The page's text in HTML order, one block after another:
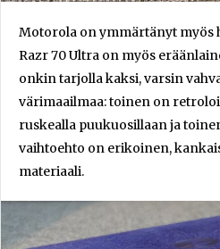
Motorola on ymmärtänyt myös
Razr 70 Ultra on myös
onkin tarjolla kaksi, varsin
värimaailmaa: toinen on
ruskealla puukuosillaan ja
vaihtoehto on erikoinen,
materiaali.